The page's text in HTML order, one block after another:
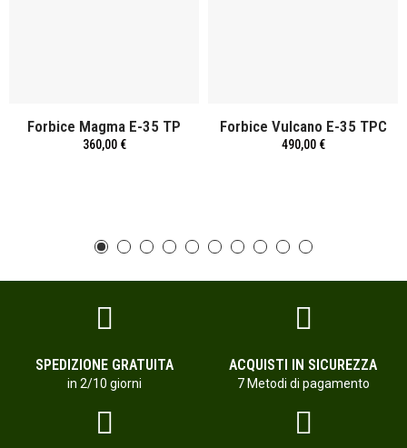
Forbice Magma E-35 TP
360,00 €
Forbice Vulcano E-35 TPC
490,00 €
SPEDIZIONE GRATUITA
in 2/10 giorni
ACQUISTI IN SICUREZZA
7 Metodi di pagamento